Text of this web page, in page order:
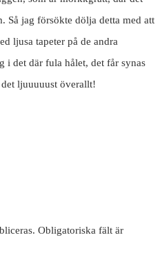
Så jag försökte dölja detta med att
ljusa tapeter på de andra
i det där fula hålet, det får synas
ljuuuuust överallt!
Obligatoriska fält är